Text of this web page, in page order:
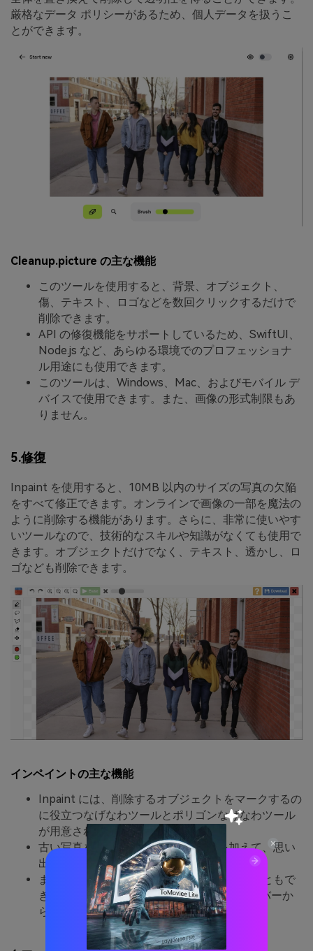
厳格なデータ ポリシーがあるため、個人データを扱うこ
とができます。
Cleanup.picture の主な機能
このツールを使用すると、背景、オブジェクト、
傷、テキスト、ロゴなどを数回クリックするだけで
削除できます。
API の修復機能をサポートしているため、SwiftUI、
Node.js など、あらゆる環境でのプロフェッショナ
ル用途にも使用できます。
このツールは、Windows、Mac、およびモバイル デ
バイスで使用できます。また、画像の形式制限もあ
りません。
5.修復
Inpaint を使用すると、10MB 以内のサイズの写真の欠陥
をすべて修正できます。オンラインで画像の一部を魔法の
ように削除する機能があります。さらに、非常に使いやす
いツールなので、技術的なスキルや知識がなくても使用で
きます。オブジェクトだけでなく、テキスト、透かし、ロ
ゴなども削除できます。
インペイントの主な機能
Inpaint には、削除するオブジェクトをマークするの
に役立つなげなわツールとポリゴンなげなわツール
が用意されています。
古い写真を修復してレトロなタッチを加えて、思い
出を最新のスタイルで保存できます。
また、サーバーから画像を手動で削除することもで
きます。それ以外の場合は、4 時間後にサーバーか
ら削除されます。